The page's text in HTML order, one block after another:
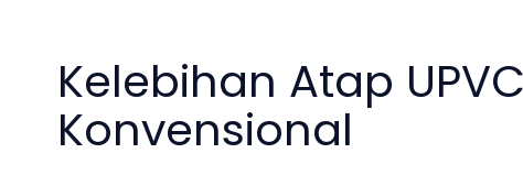
Kelebihan Atap
Konvensional